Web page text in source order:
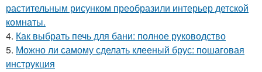
растительным рисунком преобразили интерьер детской
комнаты.
4. Как выбрать печь для бани: полное руководство
5. Можно ли самому сделать клееный брус: пошаговая
инструкция